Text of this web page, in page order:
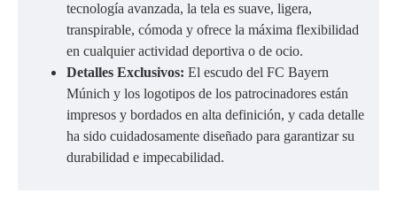
tecnología avanzada, la tela es suave, ligera,
transpirable, cómoda y ofrece la máxima flexibilidad
en cualquier actividad deportiva o de ocio.
Detalles Exclusivos: El escudo del FC Bayern
Múnich y los logotipos de los patrocinadores están
impresos y bordados en alta definición, y cada detalle
ha sido cuidadosamente diseñado para garantizar su
durabilidad e impecabilidad.